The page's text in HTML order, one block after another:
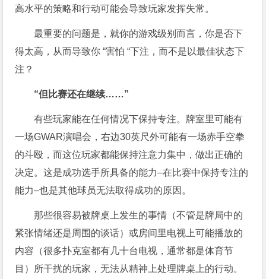
高水平的策略和行动可能会导致玩家发挥失常。
最重要的问题是，就你的游戏级别而言，你是否下
得太高，从而导致你 “害怕 “下注，而不是以最佳状态下
注？
“但比赛还在继续……”
有些玩家能在任何情况下保持专注。牌室里可能有
一场GWAR演唱会，右边30英尺外可能有一场赤手空拳
的斗殴，而这位玩家都能保持注意力集中，做出正确的
决定。这是成功选手所具备的能力–在比赛中保持专注的
能力–也是其他球员无法取得成功的原因。
那些很容易被牌桌上发生的事情（不管是牌局中的
紧张情绪还是周围的谈话）或房间里电视上可能播放的
内容（很多扑克室都有几十台电视，通常都是体育节
目）所干扰的玩家，无法从精神上处理牌桌上的行动。